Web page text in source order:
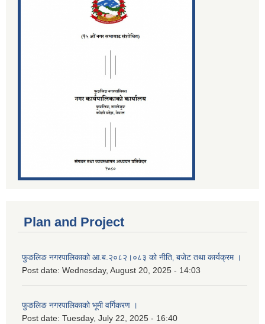
Plan and Project
फुङलिङ नगरपालिकाको आ.ब.२०८२।०८३ को नीति‚ बजेट तथा कार्यक्रम ।
Post date: Wednesday, August 20, 2025 - 14:03
फुङलिङ नगरपालिकाको भूमी वर्गिकरण ।
Post date: Tuesday, July 22, 2025 - 16:40